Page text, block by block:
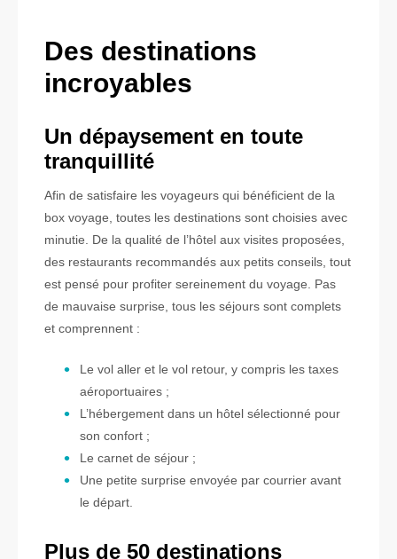
Des destinations
incroyables
Un dépaysement en toute
tranquillité
Afin de satisfaire les voyageurs qui bénéficient de la
box voyage, toutes les destinations sont choisies avec
minutie. De la qualité de l’hôtel aux visites proposées,
des restaurants recommandés aux petits conseils, tout
est pensé pour profiter sereinement du voyage. Pas
de mauvaise surprise, tous les séjours sont complets
et comprennent :
Le vol aller et le vol retour, y compris les taxes
aéroportuaires ;
L’hébergement dans un hôtel sélectionné pour
son confort ;
Le carnet de séjour ;
Une petite surprise envoyée par courrier avant
le départ.
Plus de 50 destinations